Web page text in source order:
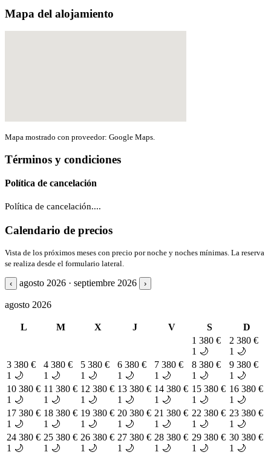
Mapa del alojamiento
Mapa mostrado con proveedor: Google Maps.
Términos y condiciones
Política de cancelación
Política de cancelación....
Calendario de precios
Vista de los próximos meses con precio por noche y noches mínimas. La reserva
se realiza desde el formulario lateral.
‹ agosto 2026 · septiembre 2026 ›
agosto 2026
L M X J V S
D
1 380 €
1 🌙
2 380 €
1 🌙
3 380 €
1 🌙
4 380 €
1 🌙
5 380 €
1 🌙
6 380 €
1 🌙
7 380 €
1 🌙
8 380 €
1 🌙
9 380 €
1 🌙
10 380 €
1 🌙
11 380 €
1 🌙
12 380 €
1 🌙
13 380 €
1 🌙
14 380 €
1 🌙
15 380 €
1 🌙
16 380 €
1 🌙
17 380 €
1 🌙
18 380 €
1 🌙
19 380 €
1 🌙
20 380 €
1 🌙
21 380 €
1 🌙
22 380 €
1 🌙
23 380 €
1 🌙
24 380 €
1 🌙
25 380 €
1 🌙
26 380 €
1 🌙
27 380 €
1 🌙
28 380 €
1 🌙
29 380 €
1 🌙
30 380 €
1 🌙